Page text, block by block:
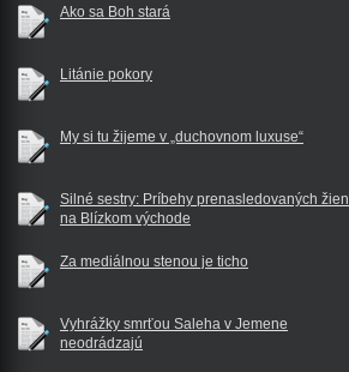
Ako sa Boh stará
Litánie pokory
My si tu žijeme v „duchovnom luxuse“
Silné sestry: Príbehy prenasledovaných žien
na Blízkom východe
Za mediálnou stenou je ticho
Vyhrážky smrťou Saleha v Jemene
neodrádzajú